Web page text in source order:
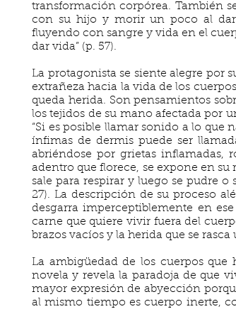
transformación corpórea. También
con su hijo y morir un poco al
fluyendo con sangre y vida en el
dar vida” (p. 57).
La protagonista se siente alegre por
extrañeza hacia la vida de los
queda herida. Son pensamientos
los tejidos de su mano afectada por
“Si es posible llamar sonido a lo que
ínfimas de dermis puede ser
abriéndose por grietas inflamadas,
adentro que florece, se expone en
sale para respirar y luego se pudre o
27). La descripción de su proceso
desgarra imperceptiblemente en
carne que quiere vivir fuera del
brazos vacíos y la herida que se
La ambigüedad de los cuerpos
novela y revela la paradoja de que
mayor expresión de abyección
al mismo tiempo es cuerpo inerte,